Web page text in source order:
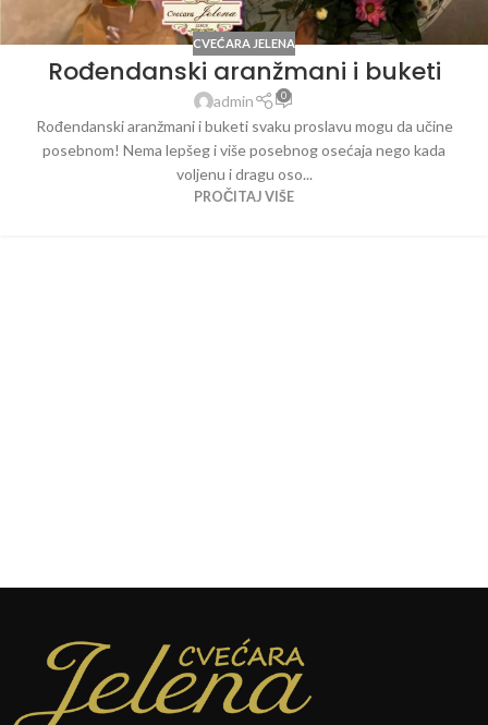
CVEĆARA JELENA
Rođendanski aranžmani i buketi
admin 0
Rođendanski aranžmani i buketi svaku proslavu mogu da učine
posebnom! Nema lepšeg i više posebnog osećaja nego kada
voljenu i dragu oso...
PROČITAJ VIŠE